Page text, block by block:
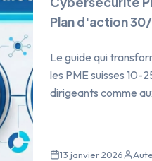
Plan d'action
Le guide qui
les PME suisses
dirigeants comme
13 janvier 2026